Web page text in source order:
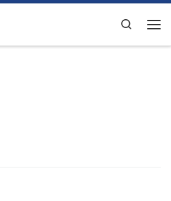
Search